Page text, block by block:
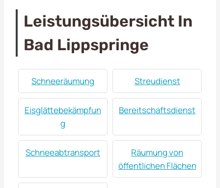
Leistungsübersicht In
Bad Lippspringe
Schneeräumung Streudienst
Eisglättebekämpfun
g
Bereitschaftsdienst
Schneeabtransport
Räumung von
öffentlichen Flächen